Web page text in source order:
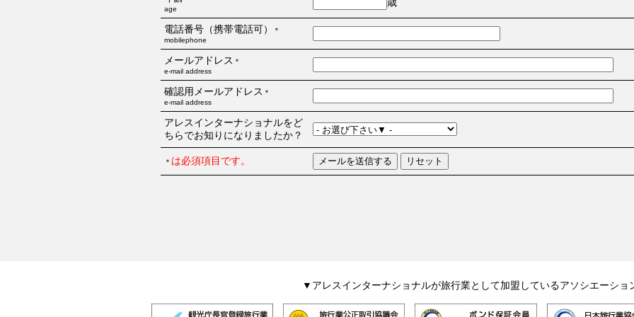
age
電話番号（携帯電話可）
＊
mobilephone
メールアドレス ＊
e-mail address
確認用メールアドレス ＊
e-mail address
アレスインターナショナルをど
ちらでお知りになりましたか？
＊ は必須項目です。
▼アレスインターナショナルが旅行業として加盟しているアソシエーシ